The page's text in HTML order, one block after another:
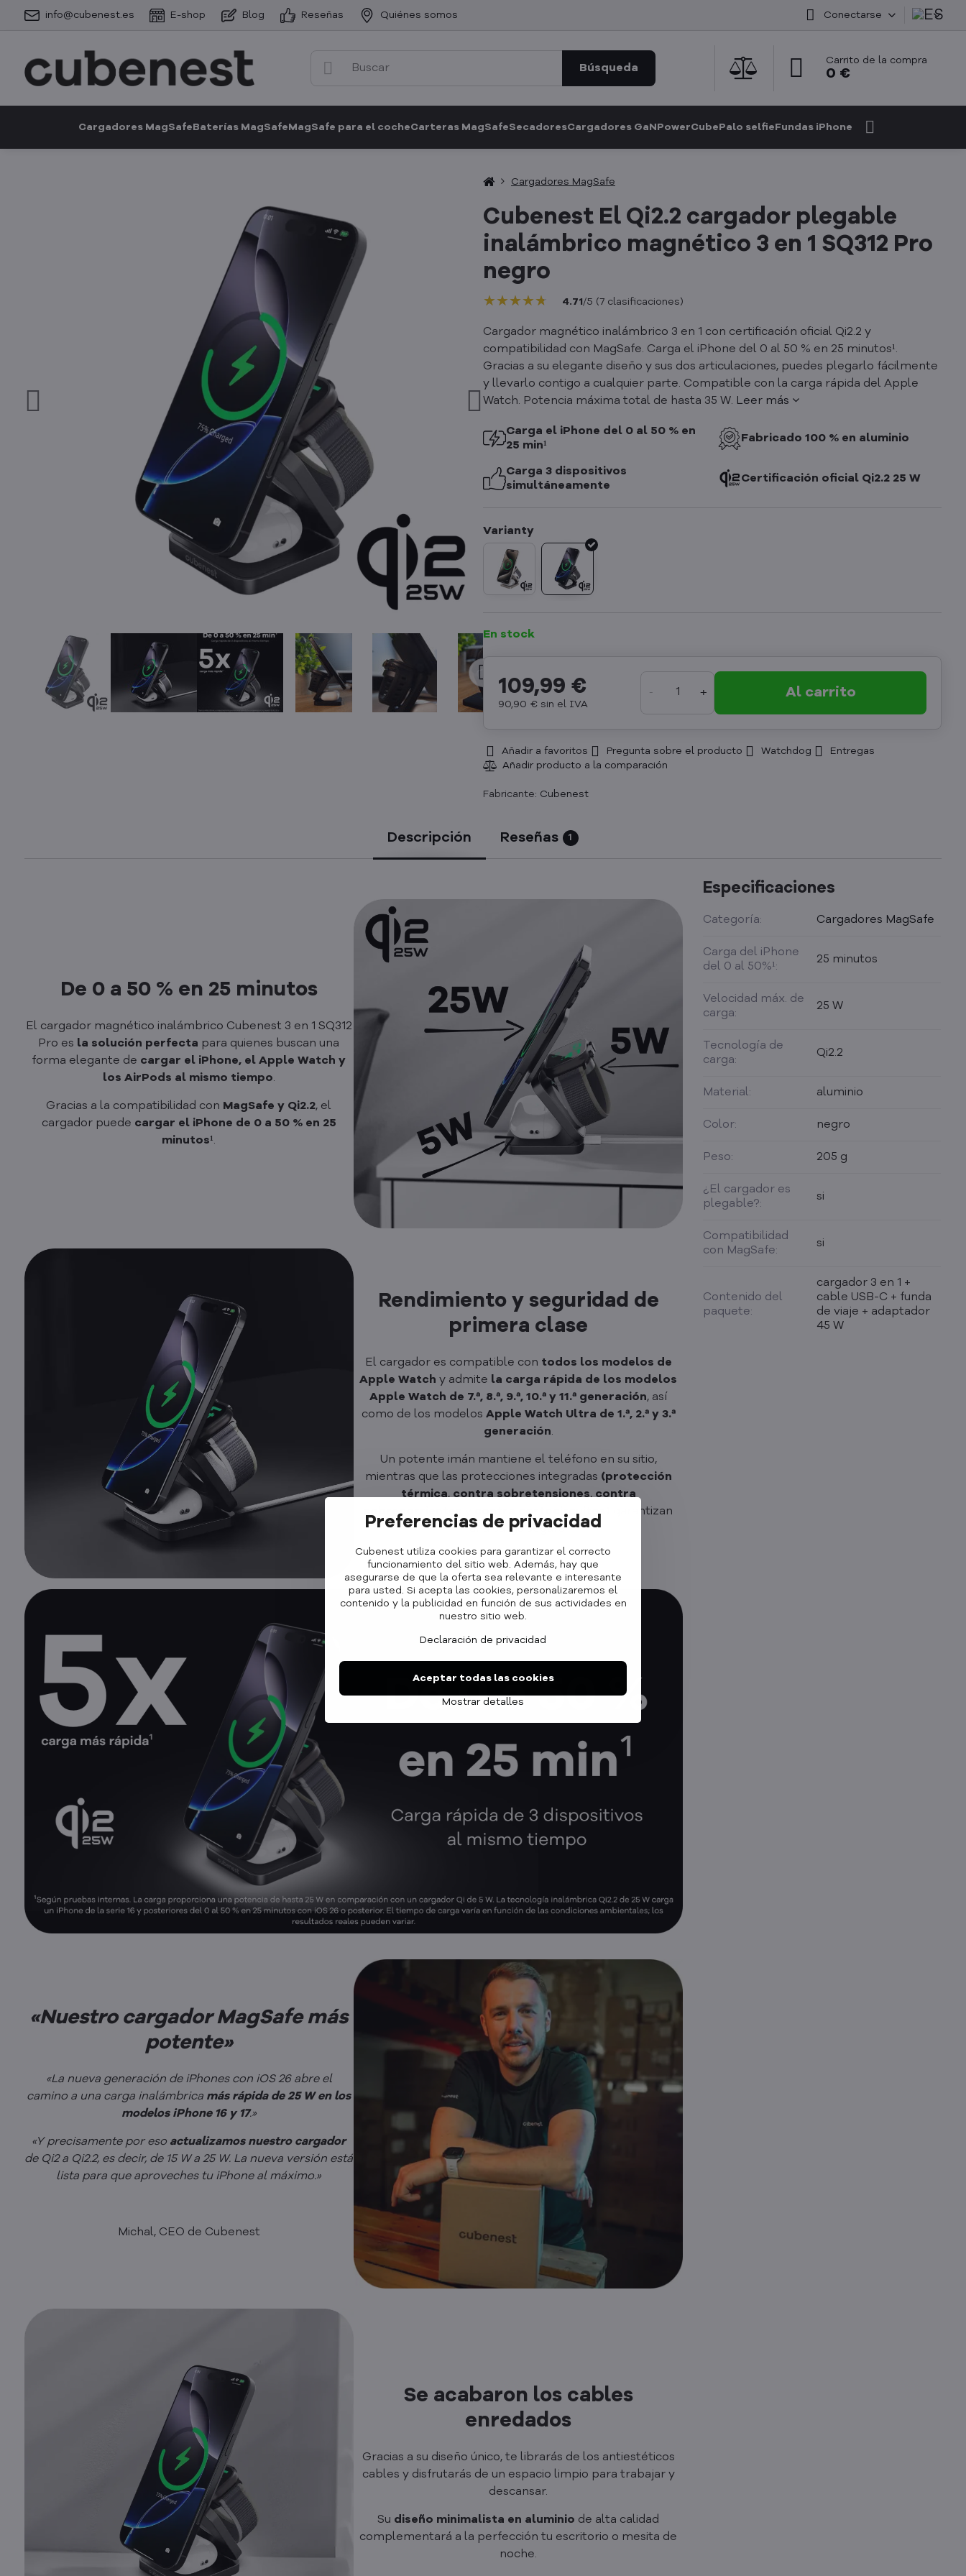
info@cubenest.es E-shop Blog Reseñas Quiénes somos Conectarse
Búsqueda
Carrito de la compra
0 €
Cargadores MagSafe Baterías MagSafe MagSafe para el cocheCarteras MagSafeSecadoresCargadores GaN PowerCube Palo selfie Fundas iPhone
Cargadores MagSafe
Cubenest El Qi2.2 cargador plegable
inalámbrico magnético 3 en 1 SQ312 Pro
negro
★★★★★
★★★★★
★★★★★ 4.71 /5 (7 clasificaciones)
Cargador magnético inalámbrico 3 en 1 con certificación oficial Qi2.2 y
compatibilidad con MagSafe. Carga el iPhone del 0 al 50 % en 25 minutos¹.
Gracias a su elegante diseño y sus dos articulaciones, puedes plegarlo fácilmente
y llevarlo contigo a cualquier parte. Compatible con la carga rápida del Apple
Watch. Potencia máxima total de hasta 35 W. Leer más
Carga el iPhone del 0 al 50 % en
25 min¹
Fabricado 100 % en aluminio
Carga 3 dispositivos
simultáneamente
Certificación oficial Qi2.2 25 W
En stock
109,99 €
90,90 € sin el IVA
Al carrito
Añadir a favoritos Pregunta sobre el producto Watchdog Entregas
Fabricante: Cubenest
Descripción Reseñas 1
De 0 a 50 % en 25 minutos
El cargador magnético inalámbrico Cubenest 3 en 1 SQ312
Pro es la solución perfecta para quienes buscan una
forma elegante de cargar el iPhone, el Apple Watch y
los AirPods al mismo tiempo.
Gracias a la compatibilidad con MagSafe y Qi2.2, el
cargador puede cargar el iPhone de 0 a 50 % en 25
minutos¹.
Rendimiento y seguridad de
primera clase
El cargador es compatible con todos los modelos de
Apple Watch y admite la carga rápida de los modelos
Apple Watch de 7.ª, 8.ª, 9.ª, 10.ª y 11.ª generación, así
como de los modelos Apple Watch Ultra de 1.ª, 2.ª y 3.ª
generación.
Un potente imán mantiene el teléfono en su sitio,
mientras que las protecciones integradas (protección
térmica, contra sobretensiones, contra
sobrecorrientes
contra cortocircuitos)
garantizan
una carga segura.
«Nuestro cargador MagSafe más
potente»
«La nueva generación de iPhones con iOS 26 abre el
camino a una carga inalámbrica más rápida de 25 W en los
modelos iPhone 16 y 17.»
«Y precisamente por eso actualizamos nuestro cargador
de Qi2 a Qi2.2, es decir, de 15 W a 25 W. La nueva versión está
lista para que aproveches tu iPhone al máximo.»
Michal, CEO de Cubenest
Se acabaron los cables
enredados
Gracias a su diseño único, te librarás de los antiestéticos
cables y disfrutarás de un espacio limpio para trabajar y
descansar.
Su diseño minimalista en aluminio de alta calidad
complementará a la perfección tu escritorio o mesita de
noche.
Especificaciones
Categoría: Cargadores MagSafe
Carga del iPhone
del 0 al 50%¹:
25 minutos
Velocidad máx. de
carga:
25 W
Tecnología de
carga:
Qi2.2
Material: aluminio
Color: negro
Peso: 205 g
¿El cargador es
plegable?:
si
Compatibilidad
con MagSafe:
si
Contenido del
paquete:
cargador 3 en 1 +
cable USB-C + funda
de viaje + adaptador
45 W
Preferencias de privacidad
Cubenest utiliza cookies para garantizar el correcto
funcionamiento del sitio web. Además, hay que
asegurarse de que la oferta sea relevante e interesante
para usted. Si acepta las cookies, personalizaremos el
contenido y la publicidad en función de sus actividades en
nuestro sitio web.
Declaración de privacidad
Mostrar detalles
Aceptar todas las cookies